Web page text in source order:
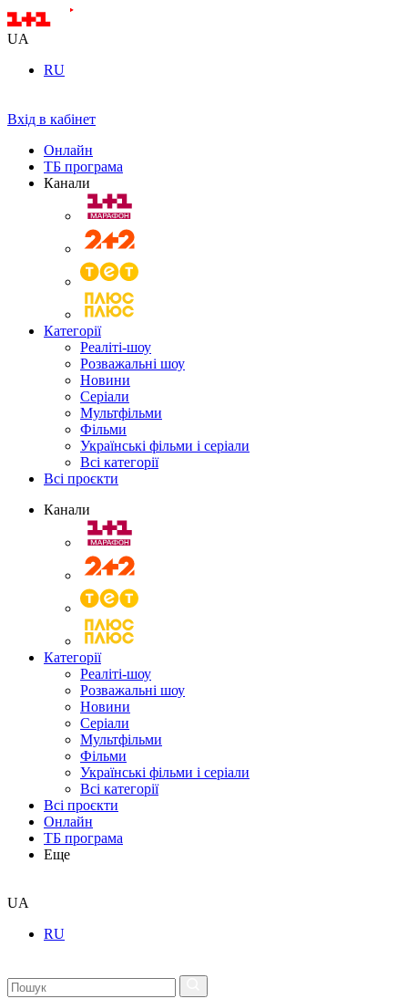
UA
RU
Вхід в кабінет
Онлайн
ТБ програма
Канали
Категорії
Реаліті-шоу
Розважальні шоу
Новини
Серіали
Мультфільми
Фільми
Українські фільми і серіали
Всі категорії
Всі проєкти
Канали
Категорії
Реаліті-шоу
Розважальні шоу
Новини
Серіали
Мультфільми
Фільми
Українські фільми і серіали
Всі категорії
Всі проєкти
Онлайн
ТБ програма
Еще
UA
RU